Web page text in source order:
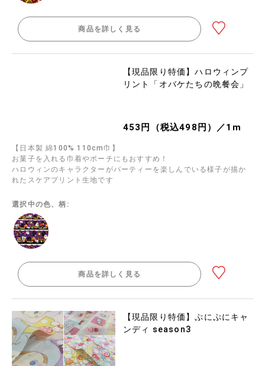
商品を詳しく見る
【現品限り特価】ハロウィンプ
リント「オバケたちの晩餐会」
453円（税込498円）／1m
【日本製 綿100% 110cm巾】
お菓子を入れる巾着やポーチにもおすすめ！
ハロウィンのキャラクターがパーティーを楽しんでいる様子が描か
れたスケアプリント生地です
選択中の色、柄:
商品を詳しく見る
【現品限り特価】ぷにぷにキャ
ンディ season3